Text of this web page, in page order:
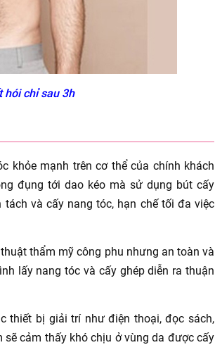
hói chỉ sau 3h
khỏe mạnh trên cơ thể của chính khách
đụng tới dao kéo mà sử dụng bút cấy
và cấy nang tóc, hạn chế tối đa việc
thẩm mỹ công phu nhưng an toàn và
lấy nang tóc và cấy ghép diễn ra thuận
thiết bị giải trí như điện thoại, đọc sách,
cảm thấy khó chịu ở vùng da được cấy